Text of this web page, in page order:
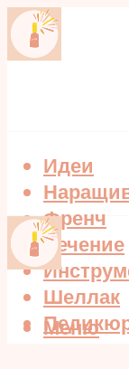
Идеи
Френч
Лечение
Шеллак
Меню